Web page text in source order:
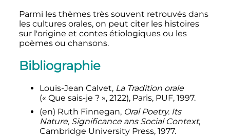
Parmi les thèmes très souvent retrouvés dans
les cultures orales, on peut citer les histoires
sur l'origine et contes étiologiques ou les
poèmes ou chansons.
Bibliographie
Louis-Jean Calvet, La Tradition orale
(« Que sais-je ? », 2122), Paris, PUF, 1997.
(en) Ruth Finnegan, Oral Poetry. Its
Nature, Significance ans Social Context,
Cambridge University Press, 1977.